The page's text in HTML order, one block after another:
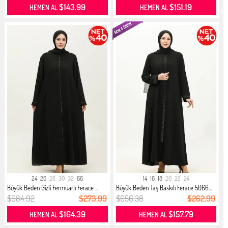
HEMEN AL$143.99 HEMEN AL$151.19
24 26 28 30 32 66
Büyük Beden Gizli Fermuarlı Ferace ...
$684.92 $273.99
HEMEN AL$164.39
14 16 18 20 22 24
Büyük Beden Taş Baskılı Ferace 5066...
$656.38 $262.99
HEMEN AL$157.79